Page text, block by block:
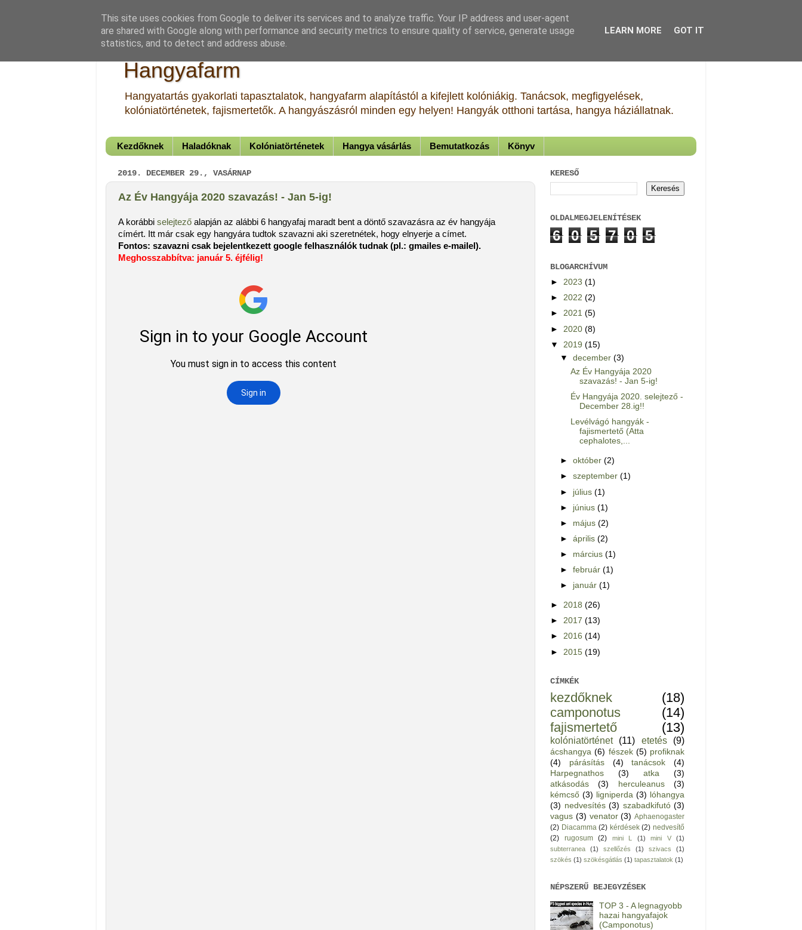
Hangyafarm
Hangyatartás gyakorlati tapasztalatok, hangyafarm alapítástól a kifejlett kolóniákig. Tanácsok, megfigyelések,
kolóniatörténetek, fajismertetők. A hangyászásról minden egy helyen! Hangyák otthoni tartása, hangya háziállatnak.
Kezdőknek Haladóknak Kolóniatörténetek Hangya vásárlás Bemutatkozás Könyv
2019. DECEMBER 29., VASÁRNAP
Az Év Hangyája 2020 szavazás! - Jan 5-ig!
A korábbi selejtező alapján az alábbi 6 hangyafaj maradt bent a döntő szavazásra az év hangyája
címért. Itt már csak egy hangyára tudtok szavazni aki szeretnétek, hogy elnyerje a címet.
Fontos: szavazni csak bejelentkezett google felhasználók tudnak (pl.: gmailes e-mailel).
Meghosszabbítva: január 5. éjfélig!
KERESŐ
OLDALMEGJELENÍTÉSEK
6 0 5 7 0 5
BLOGARCHÍVUM
► 2023 (1)
► 2022 (2)
► 2021 (5)
► 2020 (8)
▼ 2019 (15)
▼december(3)
Az Év Hangyája 2020
szavazás! - Jan 5-ig!
Év Hangyája 2020. selejtező -
December 28.ig!!
Levélvágó hangyák -
fajismertető (Atta
cephalotes,...
►október(2)
►szeptember(1)
► július(1)
► június(1)
► május(2)
►április(2)
► március(1)
►február(1)
► január(1)
► 2018 (26)
► 2017 (13)
► 2016 (14)
► 2015 (19)
CÍMKÉK
kezdőknek
(18)
camponotus
(14)
fajismertető
(13)
kolóniatörténet (11) etetés (9)
ácshangya (6) fészek (5) profiknak
(4)
párásítás (4) tanácsok
(4)
Harpegnathos
(3) atka
(3)
atkásodás
(3) herculeanus
(3)
kémcső (3) ligniperda (3) lóhangya
(3) nedvesítés (3) szabadkifutó (3)
vagus (3) venator (3) Aphaenogaster
(2) Diacamma (2) kérdések (2) nedvesítő
(2)
rugosum (2) mini L (1) mini V
(1)
subterranea
(1) szellőzés (1) szivacs
(1)
szökés (1) szökésgátlás (1) tapasztalatok (1)
NÉPSZERŰ BEJEGYZÉSEK
TOP 3 - A legnagyobb
hazai hangyafajok
(Camponotus)
This site uses cookies from Google to deliver its services and to analyze traffic. Your IP address and user-agent
are shared with Google along with performance and security metrics to ensure quality of service, generate usage
statistics, and to detect and address abuse.
LEARN MORE GOT IT